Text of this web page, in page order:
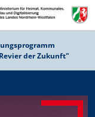
der Zukunft"